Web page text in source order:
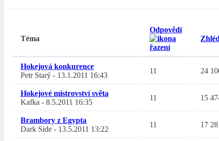
Téma
Odpovědí
Hokejová konkurence
Petr Starý - 13.1.2011 16:43
11 24
Hokejové mistrovství světa
Kafka - 8.5.2011 16:35
11 15
Brambory z Egypta
Dark Side - 13.5.2011 13:22
11 17